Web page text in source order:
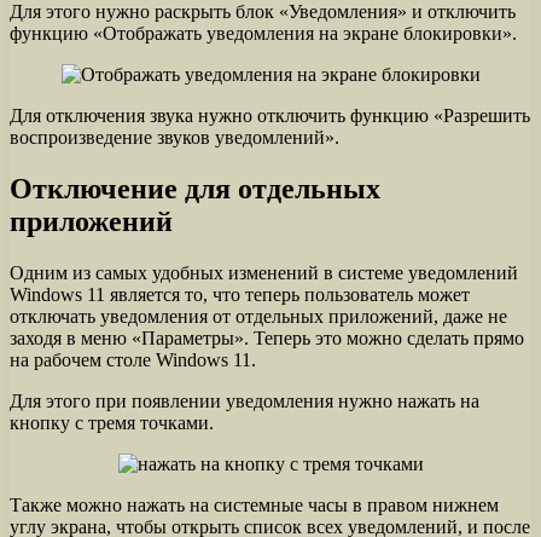
Для этого нужно раскрыть блок «Уведомления» и отключить
функцию «Отображать уведомления на экране блокировки».
Для отключения звука нужно отключить функцию «Разрешить
воспроизведение звуков уведомлений».
Отключение для отдельных
приложений
Одним из самых удобных изменений в системе уведомлений
Windows 11 является то, что теперь пользователь может
отключать уведомления от отдельных приложений, даже не
заходя в меню «Параметры». Теперь это можно сделать прямо
на рабочем столе Windows 11.
Для этого при появлении уведомления нужно нажать на
кнопку с тремя точками.
Также можно нажать на системные часы в правом нижнем
углу экрана, чтобы открыть список всех уведомлений, и после